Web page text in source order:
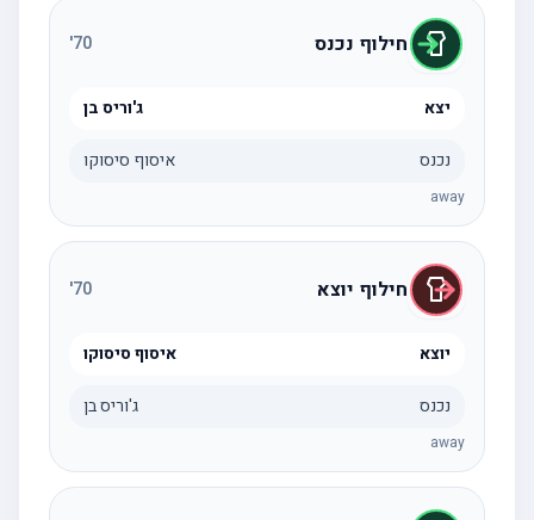
חילוף נכנס 70
'
יצא ג'וריס בן
נכנס איסוף סיסוקו
away
חילוף יוצא 70
'
יוצא איסוף סיסוקו
נכנס ג'וריס בן
away